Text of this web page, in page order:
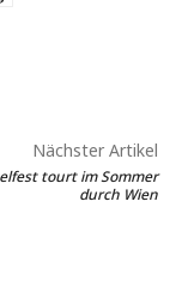
Nächster Artikel
tourt im Sommer
durch Wien